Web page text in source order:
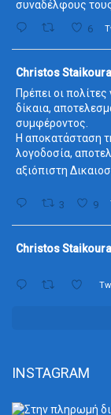
συναδέλφους
6
Christos
Πρέπει οι
δίκαια,
συμφέροντος.
Η αποκατάσταση
λογοδοσία,
αξιόπιστη
3 9
Christos
INSTAGRAM